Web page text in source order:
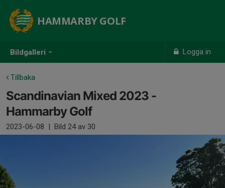
Bildgalleri Logga in
HAMMARBY GOLF
Tillbaka
Scandinavian Mixed 2023 -
Hammarby Golf
2023-06-08 | Bild 24av 30